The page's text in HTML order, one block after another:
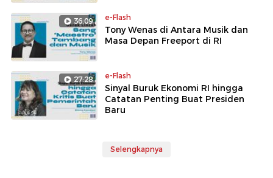
36:09 e-Flash
Tony Wenas di Antara Musik dan
Masa Depan Freeport di RI
27:28 e-Flash
Sinyal Buruk Ekonomi RI hingga
Catatan Penting Buat Presiden
Baru
Selengkapnya